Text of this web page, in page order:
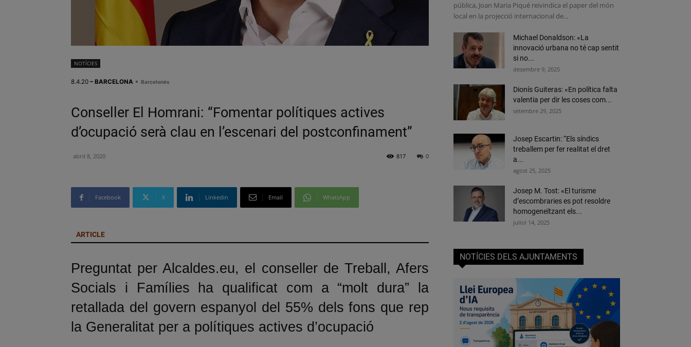
NOTÍCIES
8.4.20 – BARCELONA • Barcelonès
Conseller El Homrani: “Fomentar polítiques actives
d’ocupació serà clau en l’escenari del postconfinament”
abril 8, 2020 0
817
Facebook X Linkedin Email WhatsApp
ARTICLE
Preguntat per Alcaldes.eu, el conseller de Treball, Afers
Socials i Famílies ha qualificat com a “molt dura” la
retallada del govern espanyol del 55% dels fons que rep
la Generalitat per a polítiques actives d’ocupació
pública, Joan Maria Piqué reivindica el paper del món
local en la projecció internacional de...
Michael Donaldson: «La
innovació urbana no té cap sentit
si no...
desembre 9, 2025
Dionís Guiteras: «En política falta
valentia per dir les coses com...
setembre 29, 2025
Josep Escartin: “Els síndics
treballem per fer realitat el dret
a...
agost 25, 2025
Josep M. Tost: «El turisme
d’escombraries es pot resoldre
homogeneïtzant els...
juliol 14, 2025
NOTÍCIES DELS AJUNTAMENTS